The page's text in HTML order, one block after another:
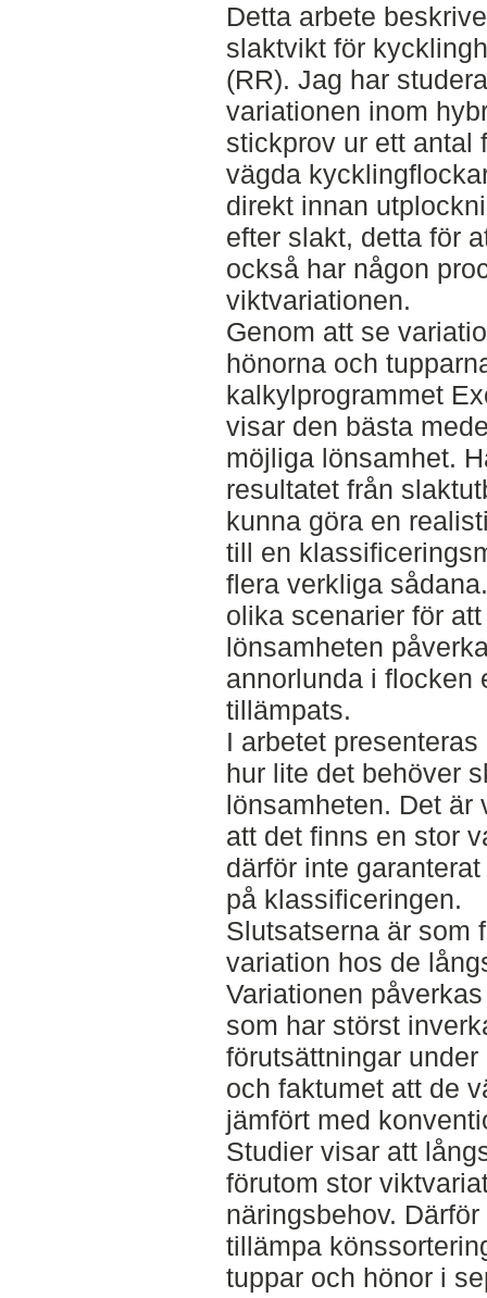
Detta arbete
slaktvikt för
(RR). Jag har
variationen inom
stickprov ur ett antal
vägda
direkt innan
efter slakt, detta för
också har någon
viktvariationen.
Genom att se
hönorna och
kalkylprogrammet
visar den bästa
möjliga lönsamhet.
resultatet från
kunna göra en
till en
flera verkliga
olika scenarier för
lönsamheten
annorlunda i flocken
tillämpats.
I arbetet
hur lite det behöver
lönsamheten. Det är
att det finns en stor
därför inte
på klassificeringen.
Slutsatserna är som
variation hos de
Variationen
som har störst
förutsättningar
och faktumet att de
jämfört med
Studier visar att
förutom stor
näringsbehov.
tillämpa
tuppar och hönor i